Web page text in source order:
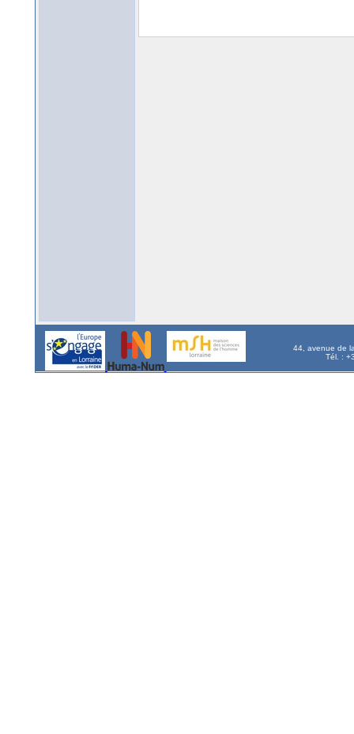
44, avenue de
Tél. :